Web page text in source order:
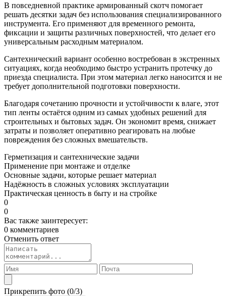
В повседневной практике армированный скотч помогает
решать десятки задач без использования специализированного
инструмента. Его применяют для временного ремонта,
фиксации и защиты различных поверхностей, что делает его
универсальным расходным материалом.
Сантехнический вариант особенно востребован в экстренных
ситуациях, когда необходимо быстро устранить протечку до
приезда специалиста. При этом материал легко наносится и не
требует дополнительной подготовки поверхности.
Благодаря сочетанию прочности и устойчивости к влаге, этот
тип ленты остаётся одним из самых удобных решений для
строительных и бытовых задач. Он экономит время, снижает
затраты и позволяет оперативно реагировать на любые
повреждения без сложных вмешательств.
Герметизация и сантехнические задачи
Применение при монтаже и отделке
Основные задачи, которые решает материал
Надёжность в сложных условиях эксплуатации
Практическая ценность в быту и на стройке
0
0
Вас также заинтересует:
0 комментариев
Отменить ответ
Прикрепить фото (0/3)